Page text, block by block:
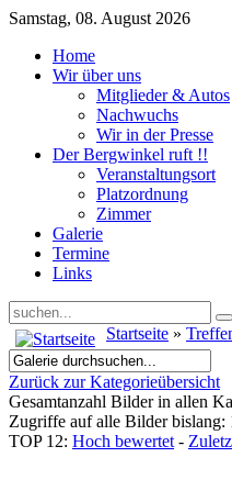
Samstag, 08. August 2026
Home
Wir über uns
Mitglieder & Autos
Nachwuchs
Wir in der Presse
Der Bergwinkel ruft !!
Veranstaltungsort
Platzordnung
Zimmer
Galerie
Termine
Links
Startseite »
Zurück zur Kategorieübersicht
Gesamtanzahl Bilder in allen
Zugriffe auf alle Bilder bislang:
TOP 12: Hoch bewertet -